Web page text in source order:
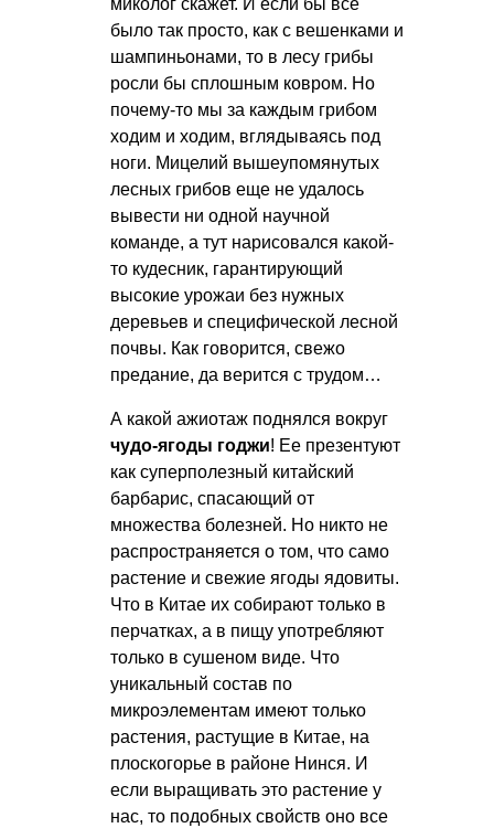
миколог скажет. И если бы все
было так просто, как с вешенками и
шампиньонами, то в лесу грибы
росли бы сплошным ковром. Но
почему-то мы за каждым грибом
ходим и ходим, вглядываясь под
ноги. Мицелий вышеупомянутых
лесных грибов еще не удалось
вывести ни одной научной
команде, а тут нарисовался какой-
то кудесник, гарантирующий
высокие урожаи без нужных
деревьев и специфической лесной
почвы. Как говорится, свежо
предание, да верится с трудом…
А какой ажиотаж поднялся вокруг
чудо-ягоды годжи! Ее презентуют
как суперполезный китайский
барбарис, спасающий от
множества болезней. Но никто не
распространяется о том, что само
растение и свежие ягоды ядовиты.
Что в Китае их собирают только в
перчатках, а в пищу употребляют
только в сушеном виде. Что
уникальный состав по
микроэлементам имеют только
растения, растущие в Китае, на
плоскогорье в районе Нинся. И
если выращивать это растение у
нас, то подобных свойств оно все